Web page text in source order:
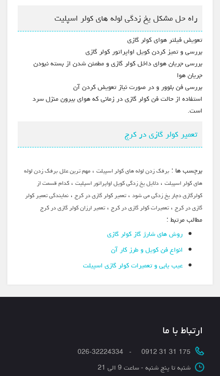
راه حل مشکل یخ زدگی لوله های کولر اسپلیت
تعویض فیلتر هوای کولر گازی
بررسی و تمیز کردن کویل اواپراتور کولر گازی
بررسی جریان هوای داخل کولر گازی و مطمئن شدن از بسته نبودن
جریان هوا
بررسی فن بلوور و در صورت نیاز تعویض کردن آن
استفاده از حالت فن کولر گازی در زمانی که هوای بیرون منزل سرد
است.
تعمیر کولر گازی در کرج
برچسب ها : برفک زدن لوله های کولر اسپیلت،مهم ترین علل برفک زدن لوله
های کولر اسپیلت،دلایل یخ زدگی کویل اواپراتور اسپلیت،کدام قسمت از
کولرگازی دچار یخ زدگی می شود،تعمیر کولر گازی در کرج،نمایندگی تعمیر کولر
گازی در کرج،تعمیرات کولر گازی در کرج،تعمیر ارزان کولر گازی در کرج
مطالب مرتبط :
روش های شارژ گاز کولر گازی
انواع فن کویل و طرز کار آن
عیب‌ یابی و تعمیرات کولر گازی اسپیلت
ارتباط با ما
175 31 31 0912 - 026-32224334
شنبه تا پنج شنبه - ساعت 9 الی 21